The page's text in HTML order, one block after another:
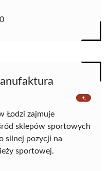
Łodzi zajmuje
sklepów sportowych
silnej pozycji na
sportowej.